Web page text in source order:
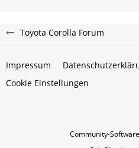
Toyota Corolla Forum
Impressum
Cookie Einstellungen
Community-